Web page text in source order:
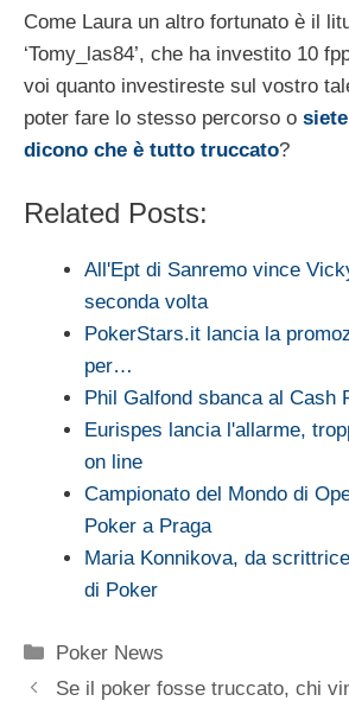
Come Laura un altro fortunato è il
‘Tomy_las84’, che ha investito 10
voi quanto investireste sul vostro
poter fare lo stesso percorso o
dicono che è tutto truccato?
Related Posts:
All'Ept di Sanremo vince
seconda volta
PokerStars.it lancia la
per…
Phil Galfond sbanca al Cash
Eurispes lancia l'allarme,
on line
Campionato del Mondo di
Poker a Praga
Maria Konnikova, da
di Poker
Categorie
Poker News
Se il poker fosse truccato, chi